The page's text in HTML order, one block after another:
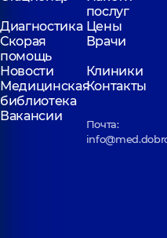
послуг
Диагностика Цены
Скорая
помощь
Врачи
Новости
Клиники
Медицинская
библиотека
Контакты
Вакансии
Почта: